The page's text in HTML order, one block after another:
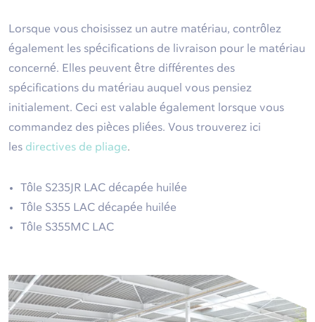
Lorsque vous choisissez un autre matériau, contrôlez
également les spécifications de livraison pour le matériau
concerné. Elles peuvent être différentes des
spécifications du matériau auquel vous pensiez
initialement. Ceci est valable également lorsque vous
commandez des pièces pliées. Vous trouverez ici
les directives de pliage.
Tôle S235JR LAC décapée huilée
Tôle S355 LAC décapée huilée
Tôle S355MC LAC